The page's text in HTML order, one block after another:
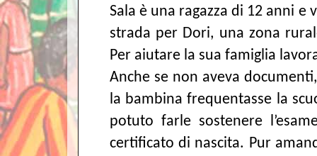
Sala è una ragazza di 12 anni e
strada per Dori, una zona
Per aiutare la sua famiglia
Anche se non aveva
la bambina frequentasse la
potuto farle sostenere
certificato di nascita. Pur